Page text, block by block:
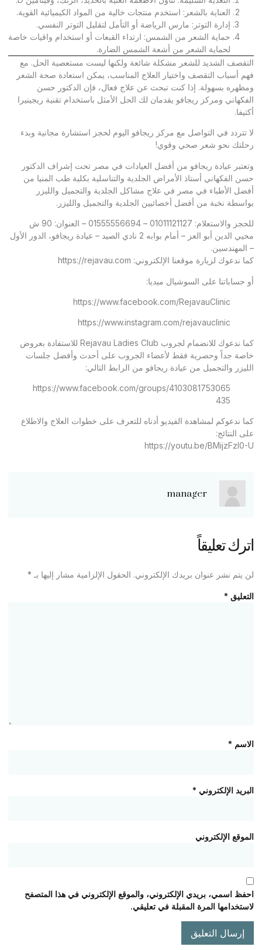
العناية بالشعر: استخدم منتجات خالية من المواد الكيميائية القوية.
إدارة التوتر: مارس الرياضة أو التأمل لتقليل التوتر النفسي.
حماية الشعر من الشمس: ارتداء القبعات أو استخدام واقيات خاصة
لحماية الشعر من أشعة الشمس الضارة.
التقصف الشديد للشعر مشكلة شائعة ولكنها ليست مستعصية الحل. مع
فهم أسباب التقصف واختيار العلاج المناسب، يمكن استعادة صحة الشعر
ومظهره بسهولة. إذا كنت تبحث عن علاج فعال، فإن الدكتور حسن
الفكهاني ومركز ريجافو يقدمان لك الحل الأمثل باستخدام تقنية ريجينيرا
أكتيفا.
لا تتردد في التواصل مع مركز ريجافو اليوم لحجز استشارة مجانية وبدء
رحلتك نحو شعر صحي وقوي!
وتعتبر عيادة ريجافو من أفضل العيادات في مصر تحت إشراف الدكتور
حسن الفكهاني أستاذ الأمراض الجلدية والتناسلية بكلية طب المنيا من
أفضل الأطباء في مصر في علاج مشاكل الجلدية والتجميل والليزر
بواسطة نخبة من أفضل أخصائيين الجلدية والتجميل والليزر.
للحجز والاستعلام: 01011121127 – 01555556694 – العنوان: 90 ش
محيي الدين أبو العز – أمام بوابه 2 نادي الصيد – عيادة ريجافو، الدور الأول
– المهندسين.
كما ندعوك لزيارة موقعنا الإلكتروني: https://rejavau.com
أو حساباتنا على السوشيال ميديا:
https://www.facebook.com/RejavauClinic
https://www.instagram.com/rejavauclinic
كما ندعوك للانضمام لجروب Rejavau Ladies Club للاستفادة بعروض
خاصة جداً وحصرية فقط لأعضاء الجروب على أحدث وأفضل جلسات
الليزر والتجميل من عيادة ريجافو من الرابط التالي:
https://www.facebook.com/groups/4103081753065
435
كما ندعوكم لمشاهدة الفيديو أدناه للتعرف على خطوات العلاج والاطلاع
على النتائج:
https://youtu.be/BMijzFzl0-U
manager
اترك تعليقاً
لن يتم نشر عنوان بريدك الإلكتروني. الحقول الإلزامية مشار إليها بـ *
التعليق *
الاسم *
البريد الإلكتروني *
الموقع الإلكتروني
احفظ اسمي، بريدي الإلكتروني، والموقع الإلكتروني في هذا المتصفح
لاستخدامها المرة المقبلة في تعليقي.